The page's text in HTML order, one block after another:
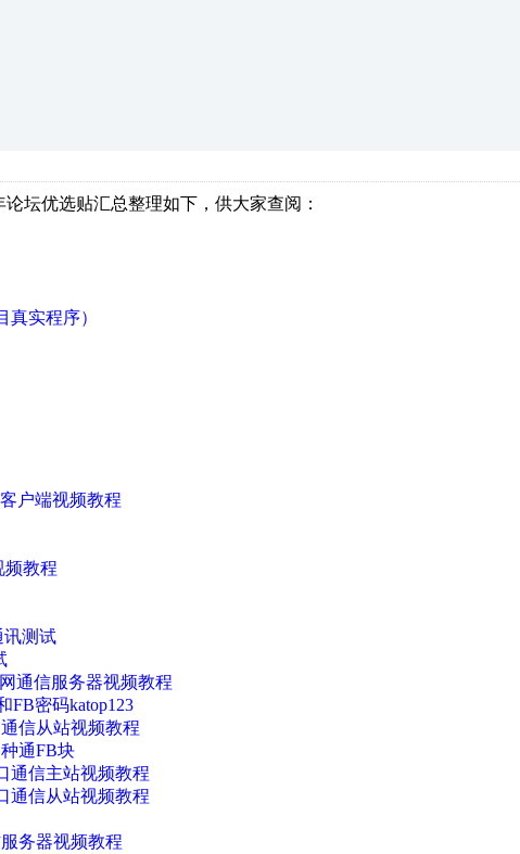
坛优选贴汇总整理如下，供大家查阅：
实程序）
户端视频教程
频教程
讯测试
通信服务器视频教程
FB密码katop123
信从站视频教程
通FB块
通信主站视频教程
通信从站视频教程
务器视频教程